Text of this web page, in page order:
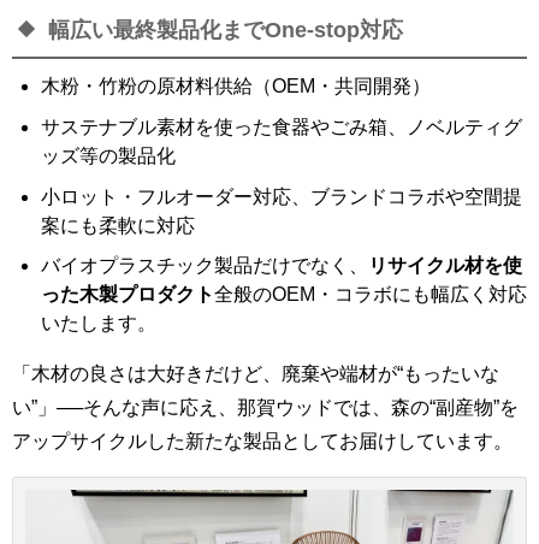
幅広い最終製品化までOne-stop対応
木粉・竹粉の原材料供給（OEM・共同開発）
サステナブル素材を使った食器やごみ箱、ノベルティグ
ッズ等の製品化
小ロット・フルオーダー対応、ブランドコラボや空間提
案にも柔軟に対応
バイオプラスチック製品だけでなく、
リサイクル材を使
った木製プロダクト全般のOEM・コラボにも幅広く対応
いたします。
「木材の良さは大好きだけど、廃棄や端材が“もったいな
い”」──そんな声に応え、那賀ウッドでは、森の“副産物”を
アップサイクルした新たな製品としてお届けしています。